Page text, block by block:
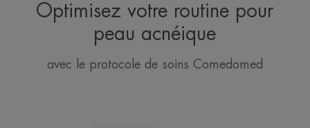
Optimisez votre routine pour
peau acnéique
avec le protocole de soins Comedomed